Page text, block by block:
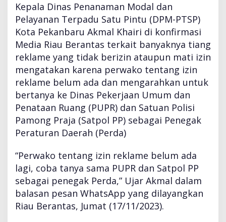
Kepala Dinas Penanaman Modal dan
Pelayanan Terpadu Satu Pintu (DPM-PTSP)
Kota Pekanbaru Akmal Khairi di konfirmasi
Media Riau Berantas terkait banyaknya tiang
reklame yang tidak berizin ataupun mati izin
mengatakan karena perwako tentang izin
reklame belum ada dan mengarahkan untuk
bertanya ke Dinas Pekerjaan Umum dan
Penataan Ruang (PUPR) dan Satuan Polisi
Pamong Praja (Satpol PP) sebagai Penegak
Peraturan Daerah (Perda)
“Perwako tentang izin reklame belum ada
lagi, coba tanya sama PUPR dan Satpol PP
sebagai penegak Perda,” Ujar Akmal dalam
balasan pesan WhatsApp yang dilayangkan
Riau Berantas, Jumat (17/11/2023).